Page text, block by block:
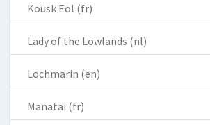
Kousk Eol (fr)
Lady of the Lowlands (nl)
Lochmarin (en)
Manatai (fr)